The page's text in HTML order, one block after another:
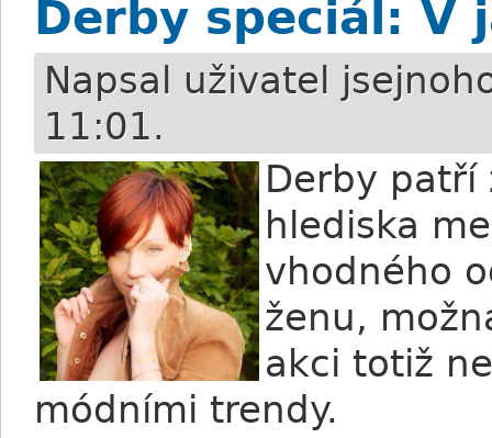
Derby speciál: V
Napsal uživatel
11:01.
Derby patří
hlediska
vhodného
ženu,
akci totiž
módními trendy.